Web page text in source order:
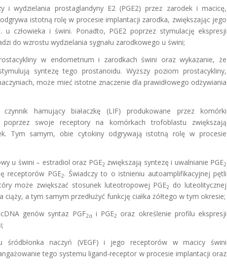
i wydzielania prostaglandyny E2 (PGE2) przez zarodek i macicę,
istotną rolę w procesie implantacji zarodka, zwiększając jego
u człowieka i świni. Ponadto, PGE2 poprzez stymulację ekspresji
do wzrostu wydzielania sygnału zarodkowego u świni;
w endometrium i zarodkach świni oraz wykazanie, że
syntezę tego prostanoidu. Wyższy poziom prostacykliny,
może mieć istotne znaczenie dla prawidłowego odżywiania
hamujący białaczkę (LIF) produkowane przez komórki
poprzez swoje receptory na komórkach trofoblastu zwiększają
Tym samym, obie cytokiny odgrywają istotną rolę w procesie
u świni – estradiol oraz PGE2 zwiększają syntezę i uwalnianie PGE2
receptorów PGE2. Świadczy to o istnieniu autoamplifikacyjnej pętli
może zwiększać stosunek luteotropowej PGE2
do luteolitycznej
a tym samym przedłużyć funkcję ciałka żółtego w tym okresie;
genów syntaz PGF2α i PGE2
oraz określenie profilu ekspresji
śródbłonka naczyń (VEGF) i jego receptorów w macicy świni
tego systemu ligand-receptor w procesie implantacji oraz